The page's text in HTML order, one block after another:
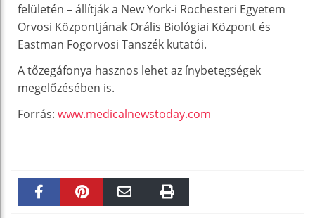
felületén – állítják a New York-i Rochesteri Egyetem
Orvosi Központjának Orális Biológiai Központ és
Eastman Fogorvosi Tanszék kutatói.
A tőzegáfonya hasznos lehet az ínybetegségek
megelőzésében is.
Forrás: www.medicalnewstoday.com